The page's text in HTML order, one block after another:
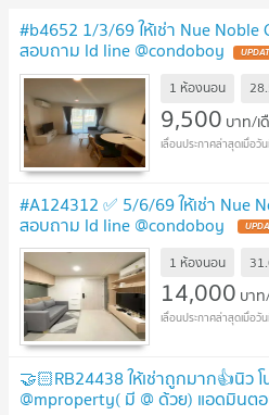
#b4652 1/3/69 ให้เช่า Nue
สอบถาม ld line @condoboy
1 ห้องนอน
9,500 บาท/เ
#A124312 ✅ 5/6/69 ให้เช่า Nue
สอบถาม ld line @condoboy
1 ห้องนอน
14,000 บา
🤝🏻RB24438 ให้เช่าถูกมาก👍นิว
@mproperty( มี @ ด้วย) แอดมินตอ